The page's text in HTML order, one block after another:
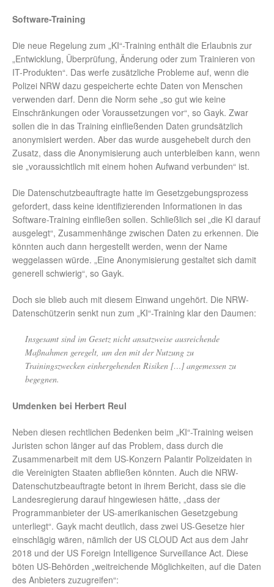
Software-Training
Die neue Regelung zum „KI“-Training enthält die Erlaubnis zur
„Entwicklung, Überprüfung, Änderung oder zum Trainieren von
IT-Produkten“. Das werfe zusätzliche Probleme auf, wenn die
Polizei NRW dazu gespeicherte echte Daten von Menschen
verwenden darf. Denn die Norm sehe „so gut wie keine
Einschränkungen oder Voraussetzungen vor“, so Gayk. Zwar
sollen die in das Training einfließenden Daten grundsätzlich
anonymisiert werden. Aber das wurde ausgehebelt durch den
Zusatz, dass die Anonymisierung auch unterbleiben kann, wenn
sie „voraussichtlich mit einem hohen Aufwand verbunden“ ist.
Die Datenschutzbeauftragte hatte im Gesetzgebungsprozess
gefordert, dass keine identifizierenden Informationen in das
Software-Training einfließen sollen. Schließlich sei „die KI darauf
ausgelegt“, Zusammenhänge zwischen Daten zu erkennen. Die
könnten auch dann hergestellt werden, wenn der Name
weggelassen würde. „Eine Anonymisierung gestaltet sich damit
generell schwierig“, so Gayk.
Doch sie blieb auch mit diesem Einwand ungehört. Die NRW-
Datenschützerin senkt nun zum „KI“-Training klar den Daumen:
Insgesamt sind im Gesetz nicht ansatzweise ausreichende
Maßnahmen geregelt, um den mit der Nutzung zu
Trainingszwecken einhergehenden Risiken […] angemessen zu
begegnen.
Umdenken bei Herbert Reul
Neben diesen rechtlichen Bedenken beim „KI“-Training weisen
Juristen schon länger auf das Problem, dass durch die
Zusammenarbeit mit dem US-Konzern Palantir Polizeidaten in
die Vereinigten Staaten abfließen könnten. Auch die NRW-
Datenschutzbeauftragte betont in ihrem Bericht, dass sie die
Landesregierung darauf hingewiesen hätte, „dass der
Programmanbieter der US-amerikanischen Gesetzgebung
unterliegt“. Gayk macht deutlich, dass zwei US-Gesetze hier
einschlägig wären, nämlich der US CLOUD Act aus dem Jahr
2018 und der US Foreign Intelligence Surveillance Act. Diese
böten US-Behörden „weitreichende Möglichkeiten, auf die Daten
des Anbieters zuzugreifen“: